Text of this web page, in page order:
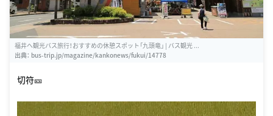
福井へ観光バス旅行！おすすめの休憩スポット「九頭竜」 | バス観光 ...
出典： bus-trip.jp/magazine/kankonews/fukui/14778
切符🎫